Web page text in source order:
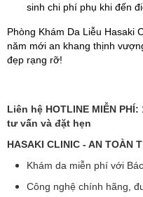
sinh chi phí phụ khi đến
Phòng Khám Da Liễu Hasaki
năm mới an khang thịnh
đẹp rạng rỡ!
Liên hệ HOTLINE MIỄN
tư vấn và đặt hẹn
HASAKI CLINIC - AN TOÀN
Khám da miễn phí với
Công nghệ chính hãng,